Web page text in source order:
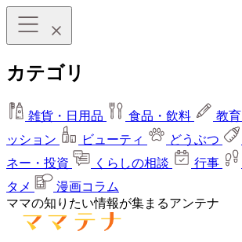
カテゴリ
雑貨・日用品 食品・飲料 教育
ッション
ビューティ どうぶつ
ネー・投資
くらしの相談 行事
タメ
漫画コラム
ママの知りたい情報が集まるアンテナ